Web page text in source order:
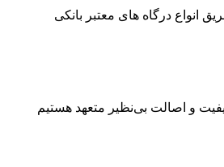
انواع درگاه های معتبر بانکی
و اصالت بی‌نظیر متعهد هستیم